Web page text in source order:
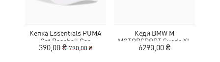
Кепка Essentials PUMA
Cat Baseball Cap
390,00 ₴ 790,00 ₴
Кеди BMW M
MOTORSPORT Suede XL
Sneakers Unisex
6290,00 ₴